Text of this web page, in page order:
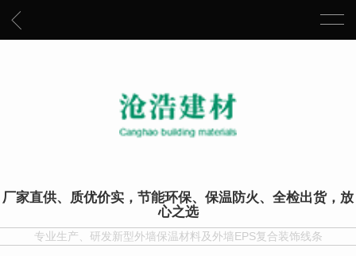
厂家直供、质优价实，节能环保、保温防火、全检出货，放
心之选
专业生产、研发新型外墙保温材料及外墙EPS复合装饰线条